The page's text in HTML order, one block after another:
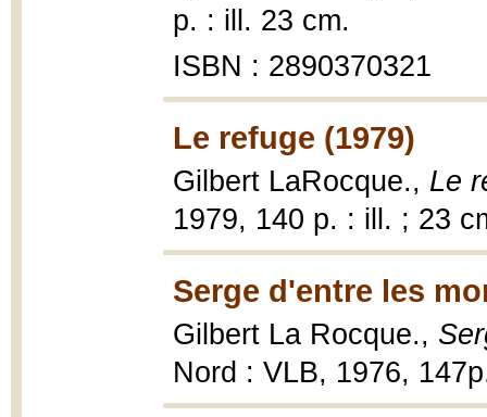
p. : ill. 23 cm.
ISBN : 2890370321
Le refuge (1979)
Gilbert LaRocque., Le
1979, 140 p. : ill. ; 23
Serge d'entre les
Gilbert La Rocque.,
Nord : VLB, 1976,